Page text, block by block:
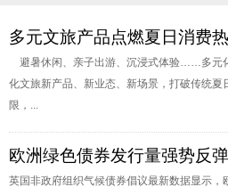
多元文旅产品点燃夏日消费
避暑休闲、亲子出游、沉浸式体验……多元
化文旅新产品、新业态、新场景，打破传统夏
限，...
欧洲绿色债券发行量强势反弹
英国非政府组织气候债券倡议最新数据显示，